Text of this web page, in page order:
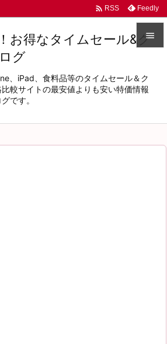




 RSS Feedly
お得なタイムセール&ク
グ
、iPad、食料品等のタイムセール＆ク
較サイトの最安値よりも安い特価情報
です。